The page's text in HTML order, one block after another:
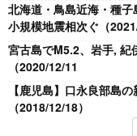
北海道・鳥島近海・種
小規模地震相次ぐ（
宮古島でM5.2、岩手, 紀
（2020/12/11
【鹿児島】口永良部島
（2018/12/18）